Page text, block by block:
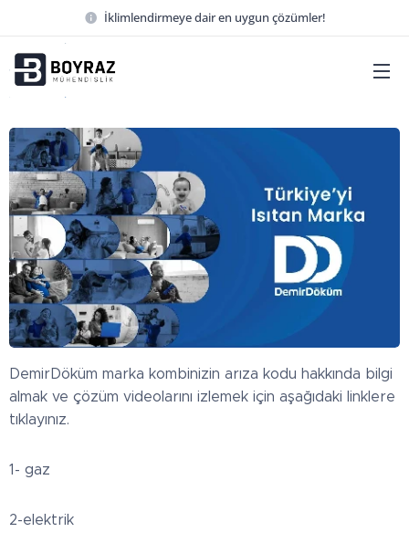
İklimlendirmeye dair en uygun çözümler!
DemirDöküm marka kombinizin arıza kodu hakkında bilgi
almak ve çözüm videolarını izlemek için aşağıdaki linklere
tıklayınız.
1- gaz
2-elektrik